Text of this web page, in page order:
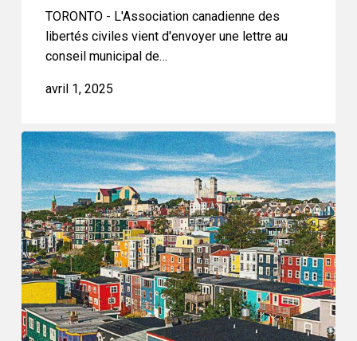
soulever
questions
Charte
TORONTO - L'Association canadienne des
libertés civiles vient d'envoyer une lettre au
conseil municipal de…
avril 1, 2025
L’ACLC
témoigne
sur
le
projet
de
loi
C-
70
devant